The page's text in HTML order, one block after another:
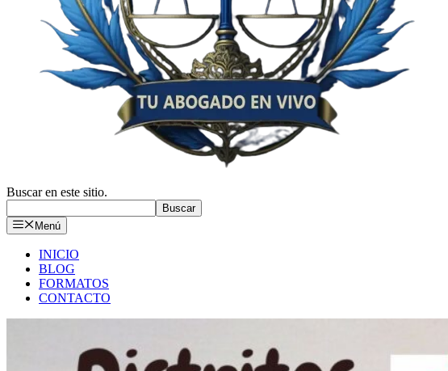
Buscar en este sitio.
Buscar
Menú
INICIO
BLOG
FORMATOS
CONTACTO